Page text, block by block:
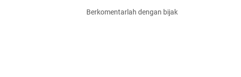
Berkomentarlah dengan bijak